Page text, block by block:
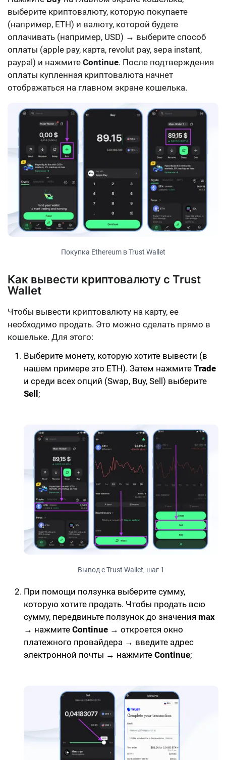
выберите криптовалюту, которую покупаете
(например, ETH) и валюту, которой будете
оплачивать (например, USD) → выберите способ
оплаты (apple pay, карта, revolut pay, sepa instant,
paypal) и нажмите Continue. После подтверждения
оплаты купленная криптовалюта начнет
отображаться на главном экране кошелька.
Покупка Ethereum в Trust Wallet
Как вывести криптовалюту с Trust
Wallet
Чтобы вывести криптовалюту на карту, ее
необходимо продать. Это можно сделать прямо в
кошельке. Для этого:
Выберите монету, которую хотите вывести (в
нашем примере это ETH). Затем нажмите Trade
и среди всех опций (Swap, Buy, Sell) выберите
Sell;
Вывод с Trust Wallet, шаг 1
При помощи ползунка выберите сумму,
которую хотите продать. Чтобы продать всю
сумму, передвиньте ползунок до значения max
→ нажмите Continue → откроется окно
платежного провайдера → введите адрес
электронной почты → нажмите Continue;